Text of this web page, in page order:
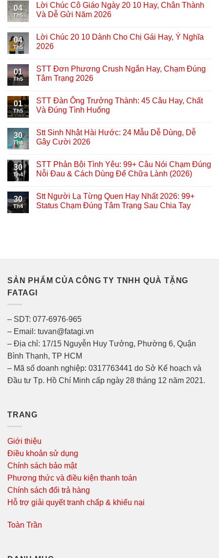
04
Th5
Lời Chúc Cô Giáo Ngày 20 10 Hay, Chân Thành
Và Dễ Gửi Năm 2026
04
Th5
Lời Chúc 20 10 Dành Cho Chị Gái Hay, Ý Nghĩa
2026
01
Th5
STT Đơn Phương Crush Ngắn Hay, Chạm Đúng
Tâm Trạng 2026
01
Th5
STT Đàn Ông Trưởng Thành: 45 Câu Hay, Chất
Và Đúng Tình Huống
30
Th4
Stt Sinh Nhật Hài Hước: 24 Mẫu Dễ Dùng, Dễ
Gây Cười 2026
30
Th4
STT Phản Bội Tình Yêu: 99+ Câu Nói Chạm Đúng
Nỗi Đau & Cách Dùng Để Chữa Lành (2026)
30
Th4
Stt Người Lạ Từng Quen Hay Nhất 2026: 99+
Status Chạm Đúng Tâm Trạng Sau Chia Tay
SẢN PHẨM CỦA CÔNG TY TNHH QUÀ TẶNG
FATAGI
– SDT: 077-6976-965
– Email: tuvan@fatagi.vn
– Địa chỉ: 17/15 Nguyễn Huy Tưởng, Phường 6, Quận
Bình Thạnh, TP HCM
– Mã số doanh nghiệp: 0317763441 do Sở Kế hoạch và
Đầu tư Tp. Hồ Chí Minh cấp ngày 28 tháng 12 năm 2021.
TRANG
Giới thiệu
Điều khoản sử dụng
Chính sách bảo mật
Phương thức và điều kiện thanh toán
Chính sách đổi trả hàng
Hỗ trợ giải quyết tranh chấp & khiếu nại
Toàn Trần